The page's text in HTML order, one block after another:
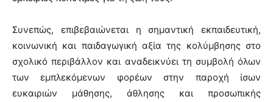
Συνεπώς, επιβεβαιώνεται η σημαντική εκπαιδευτική,
κοινωνική και παιδαγωγική αξία της κολύμβησης στο
σχολικό περιβάλλον και αναδεικνύει τη συμβολή όλων
των εμπλεκόμενων φορέων στην παροχή ίσων
ευκαιριών μάθησης, άθλησης και προσωπικής